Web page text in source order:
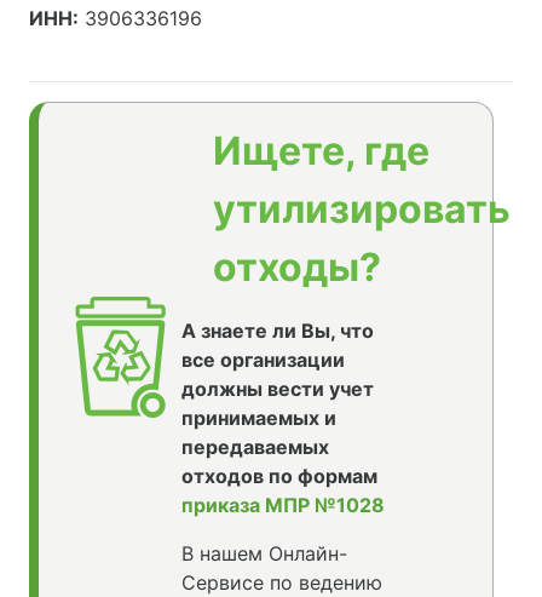
ИНН: 3906336196
Ищете, где
утилизировать
отходы?
А знаете ли Вы, что
все организации
должны вести учет
принимаемых и
передаваемых
отходов по формам
приказа МПР №1028
В нашем Онлайн-
Сервисе по ведению